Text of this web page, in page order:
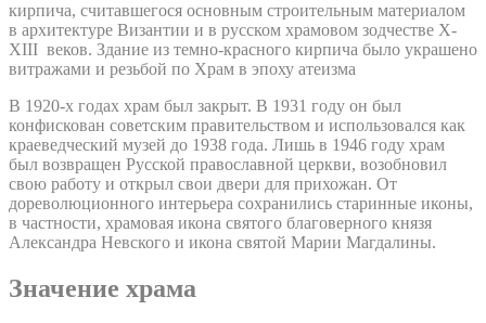
кирпича, считавшегося основным строительным материалом
в архитектуре Византии и в русском храмовом зодчестве X-
XIII веков. Здание из темно-красного кирпича было украшено
витражами и резьбой по Храм в эпоху атеизма
В 1920-х годах храм был закрыт. В 1931 году он был
конфискован советским правительством и использовался как
краеведческий музей до 1938 года. Лишь в 1946 году храм
был возвращен Русской православной церкви, возобновил
свою работу и открыл свои двери для прихожан. От
дореволюционного интерьера сохранились старинные иконы,
в частности, храмовая икона святого благоверного князя
Александра Невского и икона святой Марии Магдалины.
Значение храма